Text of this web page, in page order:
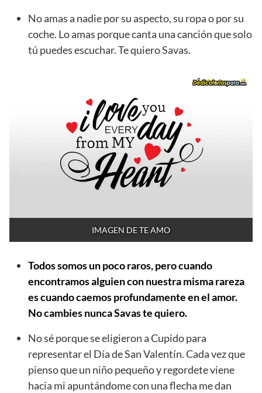
No amas a nadie por su aspecto, su ropa o por su
coche. Lo amas porque canta una canción que solo
tú puedes escuchar. Te quiero Savas.
IMAGEN DE TE AMO
Todos somos un poco raros, pero cuando
encontramos alguien con nuestra misma rareza
es cuando caemos profundamente en el amor.
No cambies nunca Savas te quiero.
No sé porque se eligieron a Cupido para
representar el Día de San Valentín. Cada vez que
pienso que un niño pequeño y regordete viene
hacia mi apuntándome con una flecha me dan